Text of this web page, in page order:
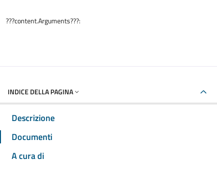
???content.Arguments???:
INDICE DELLA PAGINA
Descrizione
Documenti
A cura di